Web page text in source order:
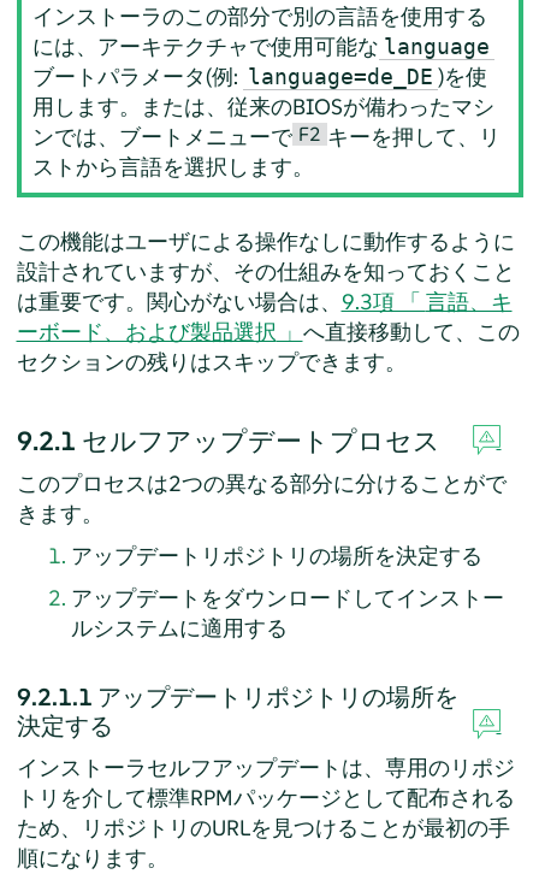
インストーラのこの部分で別の言語を使用する
には、アーキテクチャで使用可能な language
ブートパラメータ(例: language=de_DE )を使
用します。または、従来のBIOSが備わったマシ
ンでは、ブートメニューで F2 キーを押して、リ
ストから言語を選択します。
この機能はユーザによる操作なしに動作するように
設計されていますが、その仕組みを知っておくこと
は重要です。関心がない場合は、 9.3項 「 言語、キ
ーボード、および製品選択 」 へ直接移動して、この
セクションの残りはスキップできます。
9.2.1 セルフアップデートプロセス
このプロセスは2つの異なる部分に分けることがで
きます。
アップデートリポジトリの場所を決定する
アップデートをダウンロードしてインストー
ルシステムに適用する
9.2.1.1 アップデートリポジトリの場所を
決定する
インストーラセルフアップデートは、専用のリポジ
トリを介して標準RPMパッケージとして配布される
ため、リポジトリのURLを見つけることが最初の手
順になります。